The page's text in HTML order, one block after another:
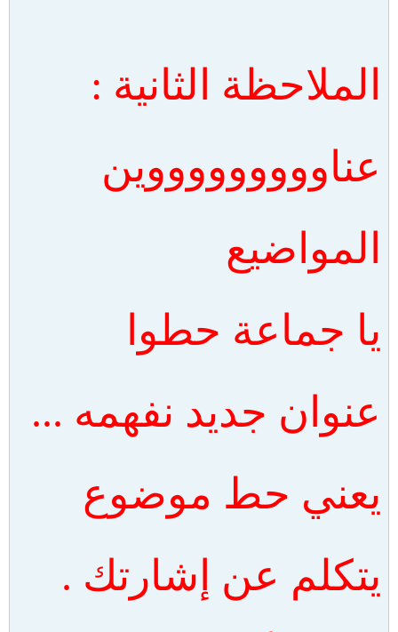
الملاحظة الثانية :
عناوووووووووين
المواضيع
يا جماعة حطوا
عنوان جديد نفهمه ...
يعني حط موضوع
يتكلم عن إشارتك .